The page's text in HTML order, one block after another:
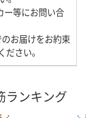
ー等にお問い合
のお届けをお約束
さい。
ランキング